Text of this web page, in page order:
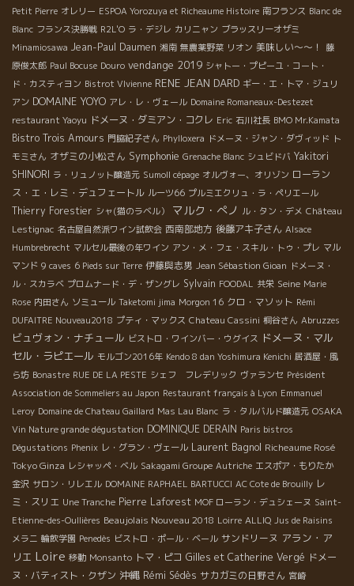
Petit Pierre オレリー ESPOA Yorozuya et Richeaume Histoire 南フランス Blanc de
Blanc フランス決勝戦 R2L'O ラ・デジレ カリニャン ブラッスリーオザミ
Minamiosawa Jean-Paul Daumen 湘南 無農薬野菜 リオン 美味しい～～！
藤
原俊太郎 Paul Bocuse Douro vendange 2019 シャトー・プピーユ・コート・
ド・カスティヨン Bistrot VIvienne RENE JEAN DARD ギー・エ・トマ・ジュリ
アン DOMAINE YOYO アレ・レ・ヴェール Domaine Romaneaux-Destezet
restaurant Yaoyu ドメーヌ・ダミアン・コクレ Eric 石川社長 BMO Mr.Kamata
Bistro Trois Amours 門脇紀子さん Phylloxera ドメーヌ・ジャン・ダヴィッド ト
モミさん オザミの小松さん Symphonie Grenache Blanc シュビドバ Yakitori
SHINORI ラ・リュノット醸造元 Sumoll cépage オルヴォー、オリゾン ローラン
ス・エ・レミ・デュフェートル ルーツ66 プルミエクリュ・ラ・ペリエール
Thierry Forestier シャ(猫のラベル） マルク・ぺノ ル・タン・デメ Château
Lestignac 名古屋自然派ワイン試飲会 西南部地方 後藤アキ子さん Alsace
Humbrebrecht マルセル最後の年ワイン アン・メ・フェ・スキル・トゥ・プレ マル
マンド 9 caves 6 Pieds sur Terre 伊藤與志男 Jean Sébastion Gioan ドメーヌ・
ル・スカラベ プロムナード・デ・ザングレ Sylvain FOODAL 共栄 Seine Marie
Rose 内田さん ソミュール Taketomi jima Morgon 16 クロ・マソット Rémi
DUFAITRE Nouveau2018 プティ・マックス Chateau Cassini 桐谷さん Abruzzes
ビュヴォン・ナチュール ビストロ・ワインバー・ウグイス ドメーヌ・マル
セル・ラピエール モルゴン2016年 Kendo 8 dan Yoshimura Kenichi 居酒屋・風
ら坊 Bonastre RUE DE LA PESTE シェフ フレデリック ヴァランセ Président
Association de Sommeliers au Japon Restaurant français à Lyon Emmanuel
Leroy Domaine de Chateau Gaillard Mas Lau Blanc ラ・タルバルド醸造元 OSAKA
Vin Nature grande dégustation DOMINIQUE DERAIN Paris bistros
Dégustations Phenix レ・グラン・ヴェール Laurent Bagnol Richeaume Rosé
Tokyo Ginza レシャッペ・ベル Sakagami Groupe Autriche エスポア・もりたか
金沢 サロン・リレエル DOMAINE RAPHAEL BARTUCCI AC Cote de Brouilly レ
ミ・スリエ Une Tranche Pierre Laforest MOF ローラン・デュシェーヌ Saint-
Etienne-des-Oullières Beaujolais Nouveau 2018 Loirre ALLIQ Jus de Raisins
メラニ 輪飲学園 Penedès ビストロ・ポール・ベール サンドリーヌ アラン・ア
リエ Loire 移動 Monsanto トマ・ピコ Gilles et Catherine Vergé ドメー
ヌ・バティスト・クザン 沖縄 Rémi Sédès サカガミの日野さん 宮崎